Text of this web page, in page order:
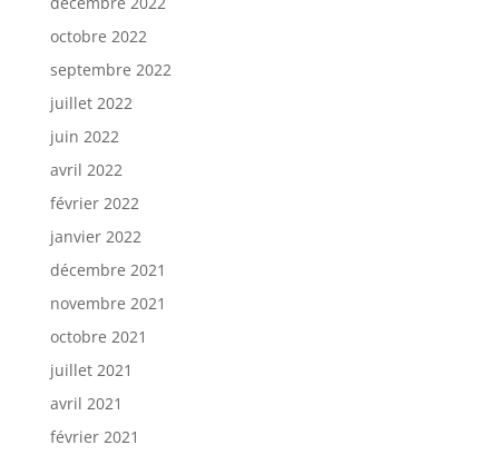
octobre 2022
septembre 2022
juillet 2022
juin 2022
avril 2022
février 2022
janvier 2022
décembre 2021
novembre 2021
octobre 2021
juillet 2021
avril 2021
février 2021